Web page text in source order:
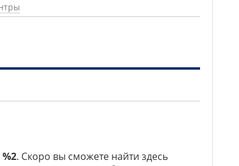
%2. Скоро вы сможете найти здесь